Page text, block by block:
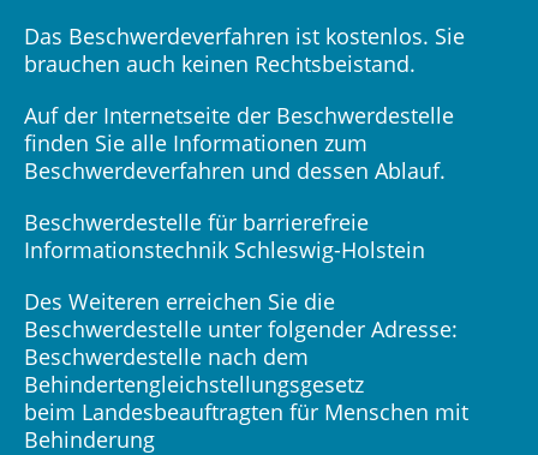
Das Beschwerdeverfahren ist kostenlos. Sie
brauchen auch keinen Rechtsbeistand.
Auf der Internetseite der Beschwerdestelle
finden Sie alle Informationen zum
Beschwerdeverfahren und dessen Ablauf.
Beschwerdestelle für barrierefreie
Informationstechnik Schleswig-Holstein
Des Weiteren erreichen Sie die
Beschwerdestelle unter folgender Adresse:
Beschwerdestelle nach dem
Behindertengleichstellungsgesetz
beim Landesbeauftragten für Menschen mit
Behinderung